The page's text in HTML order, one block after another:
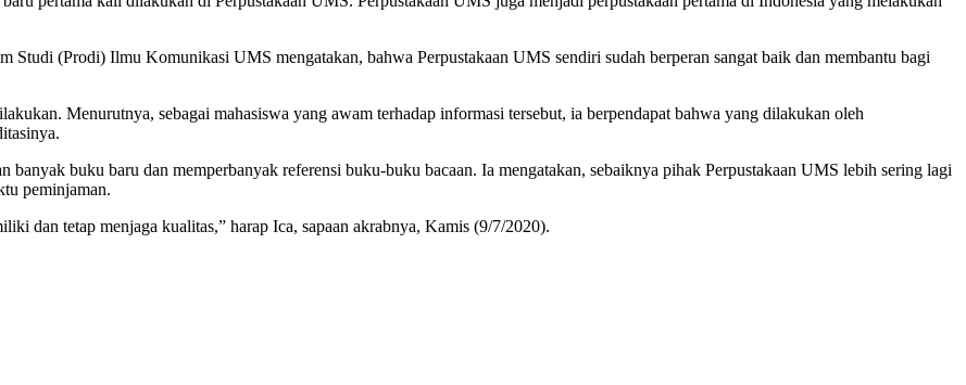
Studi (Prodi) Ilmu Komunikasi UMS mengatakan, bahwa Perpustakaan UMS sendiri sudah berperan sangat baik dan membantu bagi
Menurutnya, sebagai mahasiswa yang awam terhadap informasi tersebut, ia berpendapat bahwa yang dilakukan oleh
banyak buku baru dan memperbanyak referensi buku-buku bacaan. Ia mengatakan, sebaiknya pihak Perpustakaan UMS lebih sering lagi
peminjaman.
dan tetap menjaga kualitas,” harap Ica, sapaan akrabnya, Kamis (9/7/2020).